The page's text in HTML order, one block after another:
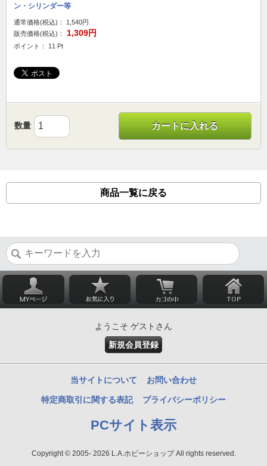
ン・シリンダー等
通常価格(税込)：
1,540円
販売価格(税込)：
1,309円
ポイント： 11 Pt
数量 カートに入れる
商品一覧に戻る
ようこそ ゲストさん
新規会員登録
当サイトについて お問い合わせ
特定商取引に関する表記 プライバシーポリシー
PCサイト表示
Copyright © 2005- 2026 L.A.ホビーショップ All rights reserved.